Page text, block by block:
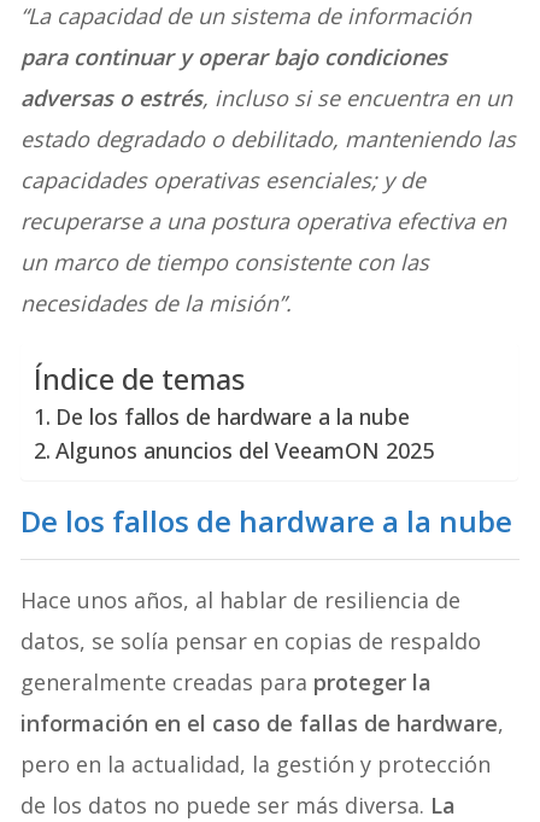
“La capacidad de un sistema de información
para continuar y operar bajo condiciones
adversas o estrés, incluso si se encuentra en un
estado degradado o debilitado, manteniendo las
capacidades operativas esenciales; y de
recuperarse a una postura operativa efectiva en
un marco de tiempo consistente con las
necesidades de la misión”.
Índice de temas
De los fallos de hardware a la nube
Algunos anuncios del VeeamON 2025
De los fallos de hardware a la nube
Hace unos años, al hablar de resiliencia de
datos, se solía pensar en copias de respaldo
generalmente creadas para proteger la
información en el caso de fallas de hardware,
pero en la actualidad, la gestión y protección
de los datos no puede ser más diversa. La